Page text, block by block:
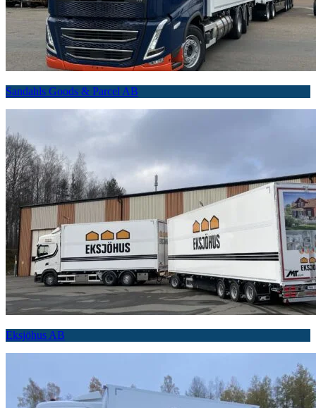
Sandahls Goods & Parcel AB
Eksjöhus AB